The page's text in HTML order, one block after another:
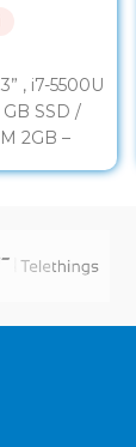
, i7-5500U
SSD /
2GB –